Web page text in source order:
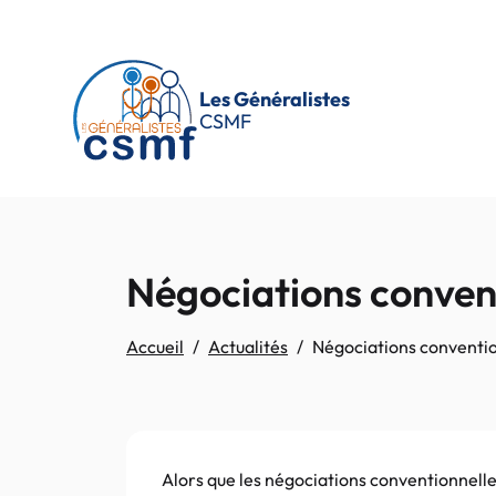
Les Généralistes
CSMF
Négociations
Accueil Actualités Négociations
Alors que les négociations